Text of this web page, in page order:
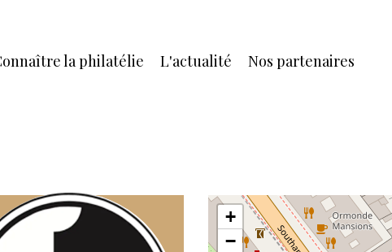
la philatélie L'actualité Nos partenaires
+
−